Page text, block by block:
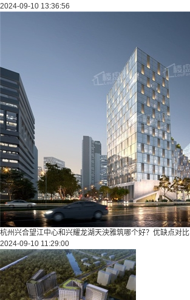
2024-09-10 13:36:56
杭州兴合望江中心和兴耀龙湖天泱雅筑哪个好？优缺点对比
2024-09-10 11:29:00